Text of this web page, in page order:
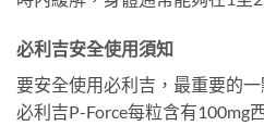
必利吉安全使用須知
要安全使用必利吉，最重要的
必利吉P-Force每粒含有100mg